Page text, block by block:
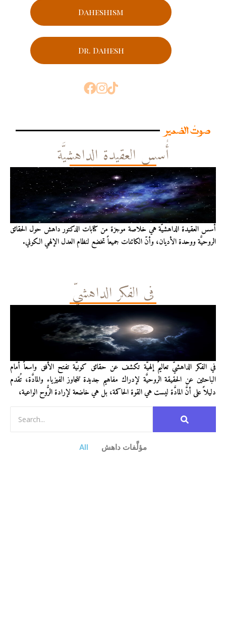
Daheshism
Dr. Dahesh
صوتُ الضمير
أُسس العقيدة الداهشيَّة
أُسس العقيدة الداهشيّة هي خلاصة موجزة من كتابات الدكتور داهش حول الحقائق
الروحيَّة ووحدة الأديان، وأنّ الكائنات جميعاً تخضع لنظام العدل الإلهي الكوني.
في الفكر الداهشيّ
في الفكر الداهشيّ تعاليمٌ إلهيَّة تكشف عن حقائق كونيَّة تفتح الأفق واسعاً أمام
الباحثين عن الحقيقة الروحيَّة لإدراك مفاهيم جديدة تتجاوز الفيزياء والمادَّة، تُقدم
دليلاً على أنَّ المادَّة ليست هي القوة الحاكمة، بل هي خاضعة لإرادة الرُّوح الواعية،
All مؤلَّفات داهش